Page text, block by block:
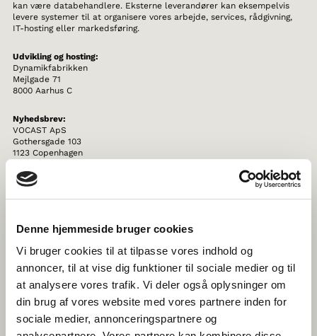
Denne hjemmeside bruger cookies
Vi bruger cookies til at tilpasse vores indhold og
annoncer, til at vise dig funktioner til sociale medier og til
at analysere vores trafik. Vi deler også oplysninger om
din brug af vores website med vores partnere inden for
sociale medier, annonceringspartnere og
kan være databehandlere. Eksterne leverandører kan eksempelvis
levere systemer til at organisere vores arbejde, services, rådgivning,
IT-hosting eller markedsføring.
Udvikling og hosting:
Dynamikfabrikken
Mejlgade 71
8000 Aarhus C
Nyhedsbrev:
VOCAST ApS
Gothersgade 103
1123 Copenhagen
Det er vores ansvar at sikre, at dine personoplysninger behandles
Vi indgår derfor aftaler herom med virksomheder (databehandlere),
sikkerheden af dine personoplysninger.
VIDEREGIVELSE AF PERSONOPLYSNINGER